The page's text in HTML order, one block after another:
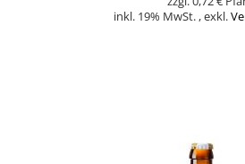
inkl. 19% MwSt. ,exkl.